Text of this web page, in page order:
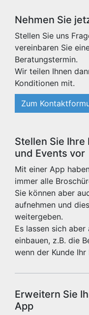
Nehmen Sie
Stellen Sie uns
vereinbaren Sie
Beratungstermin.
Wir teilen Ihnen
Konditionen mit.
Zum
Stellen Sie
und Events vor
Mit einer App
immer alle
Sie können aber
aufnehmen und
weitergeben.
Es lassen sich
einbauen, z.B. die
wenn der Kunde
Erweitern Sie
App